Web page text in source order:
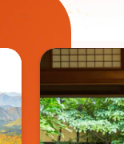
温泉や星
秋を楽し